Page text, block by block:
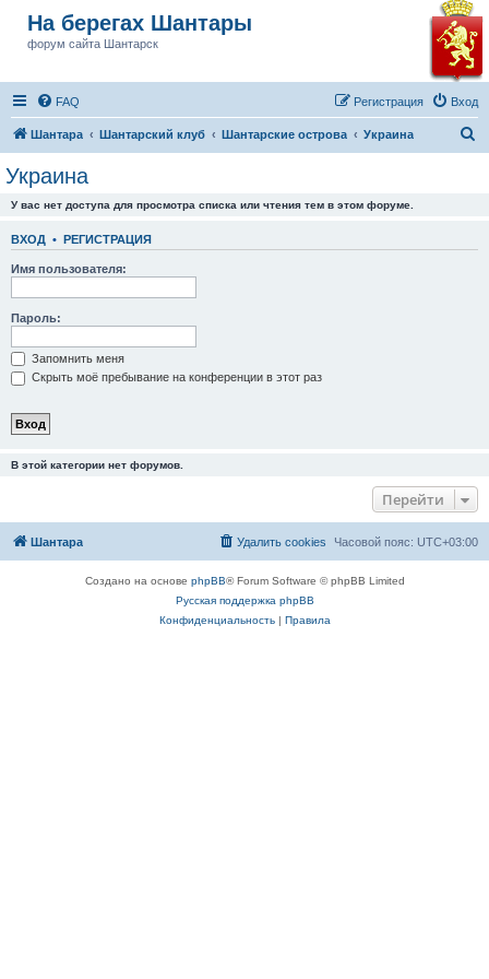
На берегах Шантары
форум сайта Шантарск
FAQ Вход
Регистрация
Шантара Шантарский клуб Шантарские острова Украина
Украина
У вас нет доступа для просмотра списка или чтения тем в этом форуме.
ВХОД • РЕГИСТРАЦИЯ
Имя пользователя:
Пароль:
Запомнить меня
Скрыть моё пребывание на конференции в этот раз
В этой категории нет форумов.
Перейти
Шантара Часовой пояс: UTC+03:00
Удалить cookies
Создано на основе phpBB® Forum Software © phpBB Limited
Русская поддержка phpBB
Конфиденциальность| Правила